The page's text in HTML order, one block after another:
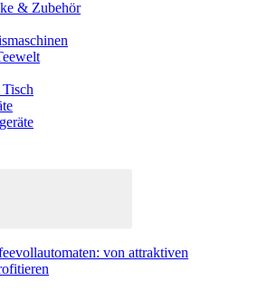
& Zubehör
von attraktiven